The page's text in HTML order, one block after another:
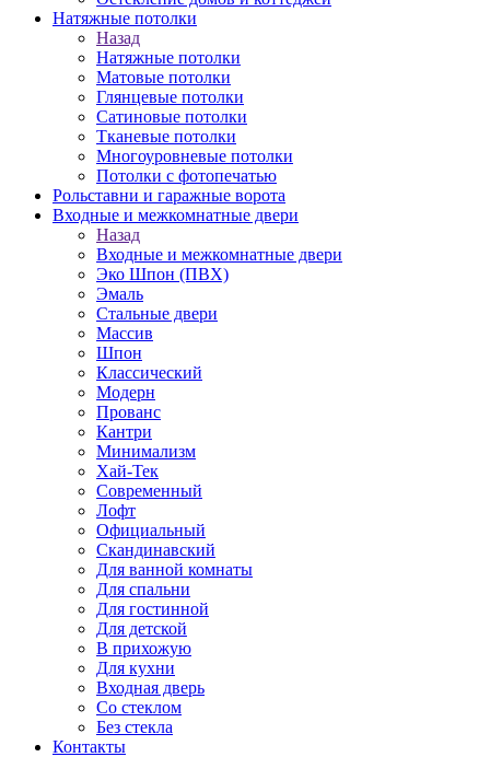
Натяжные потолки
Назад
Натяжные потолки
Матовые потолки
Глянцевые потолки
Сатиновые потолки
Тканевые потолки
Многоуровневые потолки
Потолки с фотопечатью
Рольставни и гаражные ворота
Входные и межкомнатные двери
Назад
Входные и межкомнатные двери
Эко Шпон (ПВХ)
Эмаль
Стальные двери
Массив
Шпон
Классический
Модерн
Прованс
Кантри
Минимализм
Хай-Тек
Современный
Лофт
Официальный
Скандинавский
Для ванной комнаты
Для спальни
Для гостинной
Для детской
В прихожую
Для кухни
Входная дверь
Со стеклом
Без стекла
Контакты